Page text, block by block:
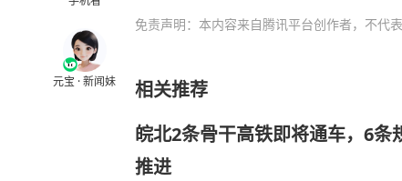
元宝 · 新闻妹
免责声明：本内容来自腾讯平台创作者，不代
相关推荐
皖北2条骨干高铁即将通车，6条
推进